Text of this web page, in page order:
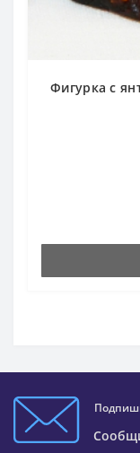
Фигурка с